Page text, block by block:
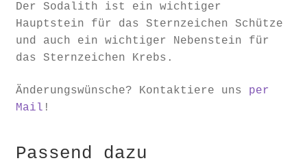
Der Sodalith ist ein wichtiger
Hauptstein für das Sternzeichen Schütze
und auch ein wichtiger Nebenstein für
das Sternzeichen Krebs.
Änderungswünsche? Kontaktiere uns per
Mail !
Passend dazu